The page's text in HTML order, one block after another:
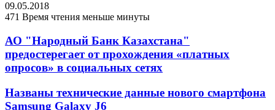
09.05.2018
471 Время чтения меньше минуты
АО "Народный Банк Казахстана"
предостерегает от прохождения «платных
опросов» в социальных сетях
Названы технические данные нового смартфона
Samsung Galaxy J6